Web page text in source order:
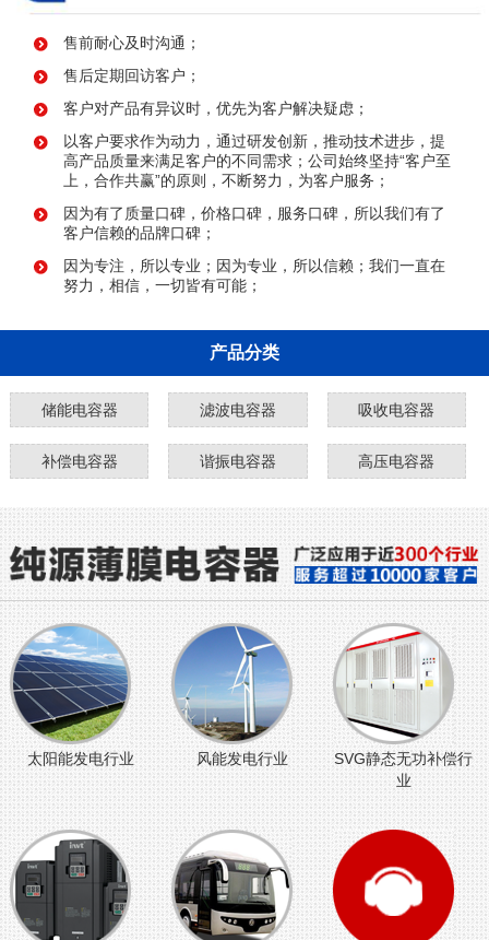
售前耐心及时沟通；
售后定期回访客户；
客户对产品有异议时，优先为客户解决疑虑；
以客户要求作为动力，通过研发创新，推动技术进步，提
高产品质量来满足客户的不同需求；公司始终坚持“客户至
上，合作共赢”的原则，不断努力，为客户服务；
因为有了质量口碑，价格口碑，服务口碑，所以我们有了
客户信赖的品牌口碑；
因为专注，所以专业；因为专业，所以信赖；我们一直在
努力，相信，一切皆有可能；
产品分类
储能电容器 滤波电容器 吸收电容器
补偿电容器 谐振电容器 高压电容器
太阳能发电行业 风能发电行业
SVG静态无功补偿行
业